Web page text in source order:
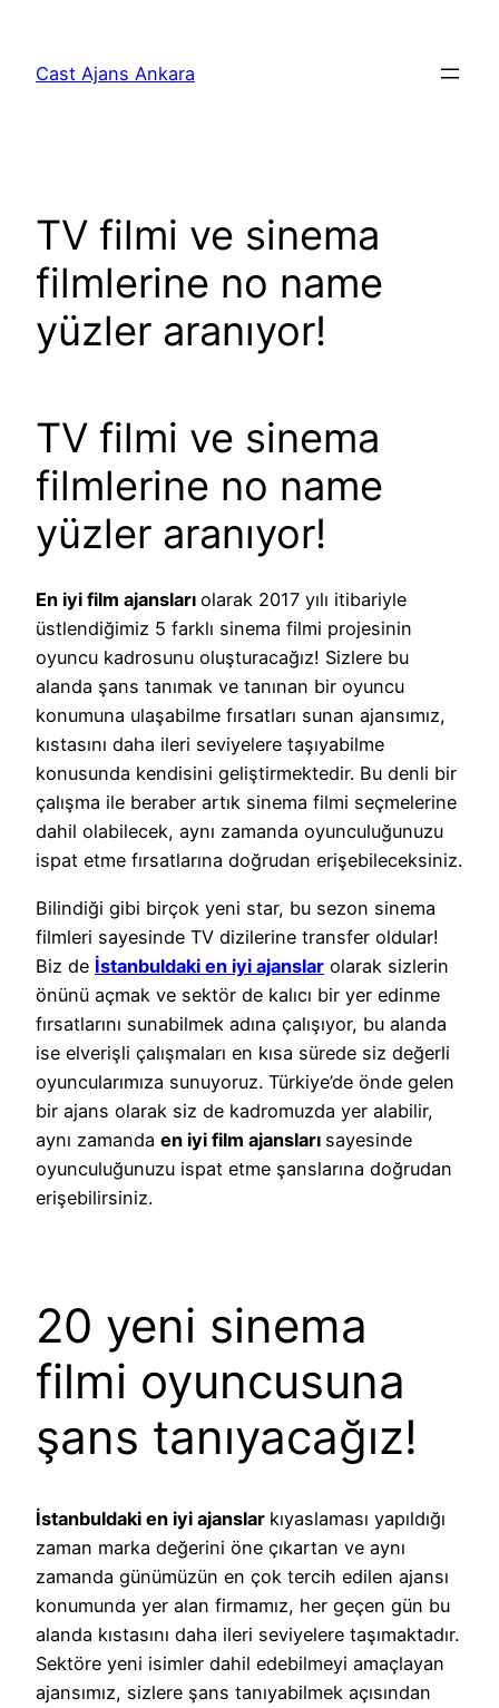
Cast Ajans Ankara
TV filmi ve sinema
filmlerine no name
yüzler aranıyor!
TV filmi ve sinema
filmlerine no name
yüzler aranıyor!
En iyi film ajansları olarak 2017 yılı itibariyle
üstlendiğimiz 5 farklı sinema filmi projesinin
oyuncu kadrosunu oluşturacağız! Sizlere bu
alanda şans tanımak ve tanınan bir oyuncu
konumuna ulaşabilme fırsatları sunan ajansımız,
kıstasını daha ileri seviyelere taşıyabilme
konusunda kendisini geliştirmektedir. Bu denli bir
çalışma ile beraber artık sinema filmi seçmelerine
dahil olabilecek, aynı zamanda oyunculuğunuzu
ispat etme fırsatlarına doğrudan erişebileceksiniz.
Bilindiği gibi birçok yeni star, bu sezon sinema
filmleri sayesinde TV dizilerine transfer oldular!
Biz de İstanbuldaki en iyi ajanslar olarak sizlerin
önünü açmak ve sektör de kalıcı bir yer edinme
fırsatlarını sunabilmek adına çalışıyor, bu alanda
ise elverişli çalışmaları en kısa sürede siz değerli
oyuncularımıza sunuyoruz. Türkiye’de önde gelen
bir ajans olarak siz de kadromuzda yer alabilir,
aynı zamanda en iyi film ajansları sayesinde
oyunculuğunuzu ispat etme şanslarına doğrudan
erişebilirsiniz.
20 yeni sinema
filmi oyuncusuna
şans tanıyacağız!
İstanbuldaki en iyi ajanslar kıyaslaması yapıldığı
zaman marka değerini öne çıkartan ve aynı
zamanda günümüzün en çok tercih edilen ajansı
konumunda yer alan firmamız, her geçen gün bu
alanda kıstasını daha ileri seviyelere taşımaktadır.
Sektöre yeni isimler dahil edebilmeyi amaçlayan
ajansımız, sizlere şans tanıyabilmek açısından